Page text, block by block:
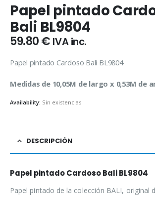
Papel pintado
Bali BL9804
59.80€ IVA inc.
Papel pintado Cardoso Bali BL9804
Medidas de 10,05M de largo x 0,53M de
Availability: Sin existencias
DESCRIPCIÓN
Papel pintado Cardoso Bali BL9804
Papel pintado de la colección BALI, original